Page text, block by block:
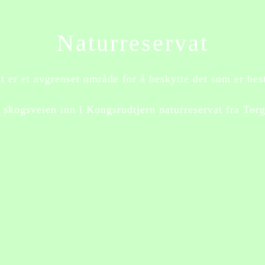
Naturreservat
er et avgrenset område for å beskytte det som er
inn i Kongsrudtjern naturreservat fra